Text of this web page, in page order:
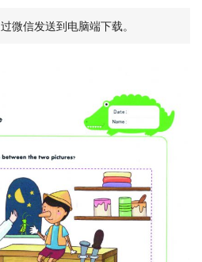
微信发送到电脑端下载。